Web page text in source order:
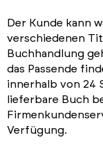
Der Kunde kann
verschiedenen
Buchhandlung
das Passende
innerhalb von 24
lieferbare Buch
Verfügung.